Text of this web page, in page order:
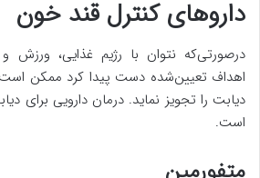
داروهای کنترل قند خون
درصورتی‌که نتوان با رژیم غذایی،
اهداف تعیین‌شده دست پیدا کرد ممکن
است.